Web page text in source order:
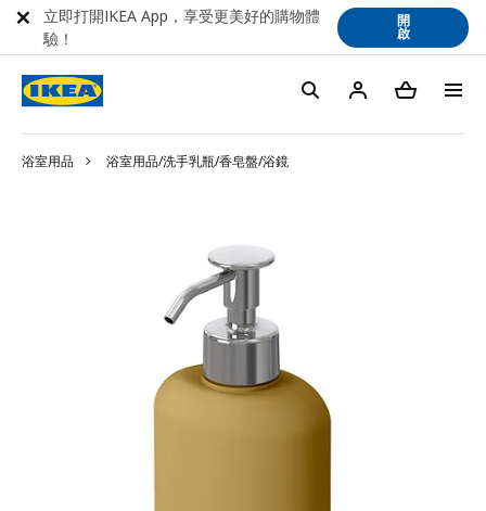
浴室用品 浴室用品/洗手乳瓶/香皂盤/浴鏡
立即打開IKEA App，享受更美好的購物體
驗！
開
啟